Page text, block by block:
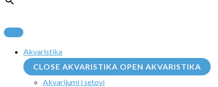
Akvaristika
CLOSE AKVARISTIKA OPEN AKVARISTIKA
Akvarijumi i setovi